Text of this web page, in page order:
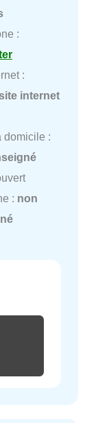
:
:
internet
domicile :
: non